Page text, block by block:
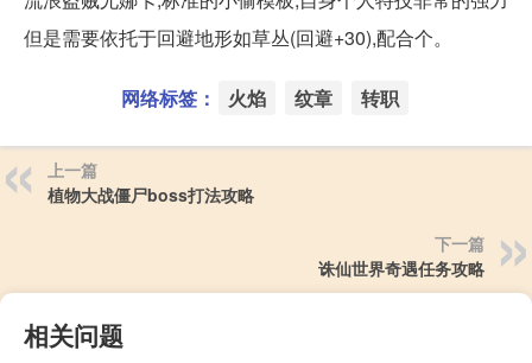
但是需要依托于回避地形如草丛(回避+30),配合个。
网络标签： 火焰 纹章 转职
上一篇
植物大战僵尸boss打法攻略
下一篇
诛仙世界奇遇任务攻略
相关问题